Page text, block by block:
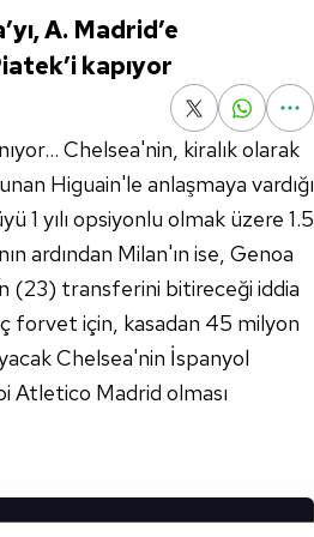
A. Madrid’e
kapıyor
Chelsea'nin, kiralık olarak
Higuain'le anlaşmaya vardığı
1 yılı opsiyonlu olmak üzere 1.5
ardından Milan'ın ise, Genoa
(23) transferini bitireceği iddia
forvet için, kasadan 45 milyon
Chelsea'nin İspanyol
Atletico Madrid olması